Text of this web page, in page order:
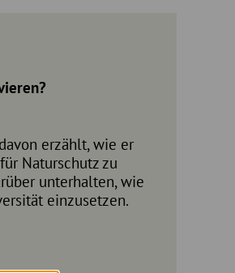
erzählt, wie er
Naturschutz zu
unterhalten, wie
einzusetzen.